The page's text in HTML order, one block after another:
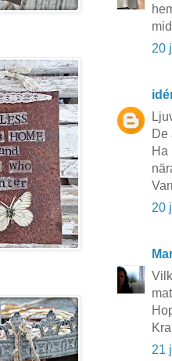
20
De
Ha
20
21